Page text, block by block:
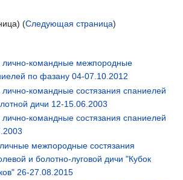
(Следующая страница)
лично-командные межпородные
по фазану 04-07.10.2012
лично-командные состязания спаниелей
дичи 12-15.06.2003
лично-командные состязания спаниелей
межпородные состязания
и болотно-луговой дичи "Кубок
26-27.08.2015